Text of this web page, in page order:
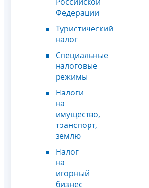
Федерации
Туристический
налог
Специальные
налоговые
режимы
Налоги
на
имущество,
транспорт,
землю
Налог
на
игорный
бизнес